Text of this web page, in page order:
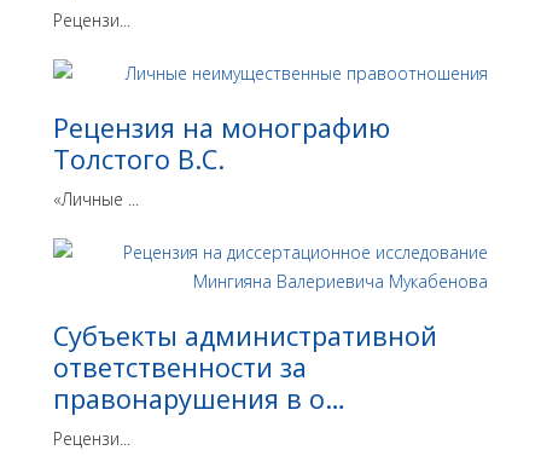
Рецензи...
Рецензия на монографию
Толстого В.С.
«Личные ...
Субъекты административной
ответственности за
правонарушения в о…
Рецензи...